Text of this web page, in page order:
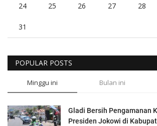
24 25 26 27 28
31
POPULAR POSTS
Minggu ini Bulan ini
Gladi Bersih Pengamanan
Presiden Jokowi di